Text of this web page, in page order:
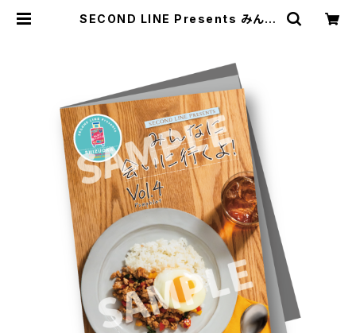
SECOND LINE Presents みんな